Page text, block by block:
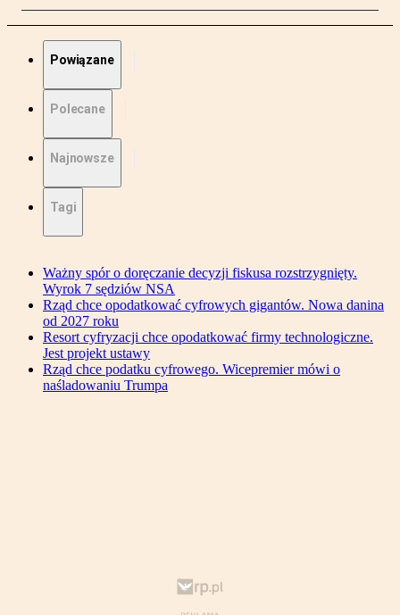
Powiązane
Polecane
Najnowsze
Tagi
Ważny spór o doręczanie decyzji fiskusa rozstrzygnięty.
Wyrok 7 sędziów NSA
Rząd chce opodatkować cyfrowych gigantów. Nowa danina
od 2027 roku
Resort cyfryzacji chce opodatkować firmy technologiczne.
Jest projekt ustawy
Rząd chce podatku cyfrowego. Wicepremier mówi o
naśladowaniu Trumpa